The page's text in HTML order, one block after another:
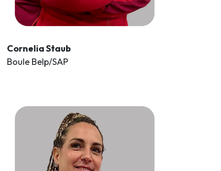
Cornelia Staub
Boule Belp/SAP